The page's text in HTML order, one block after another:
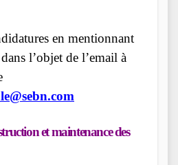
en mentionnant
l’objet de l’email à
et maintenance des